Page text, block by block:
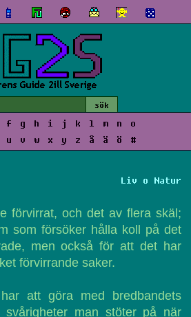
f g h i j k l m n
o
u v w x y z å ä ö #
Liv o Natur
förvirrat, och det av flera skäl;
som försöker hålla koll på det
men också för att det har
förvirrande saker.
att göra med bredbandets
svårigheter man stöter på när